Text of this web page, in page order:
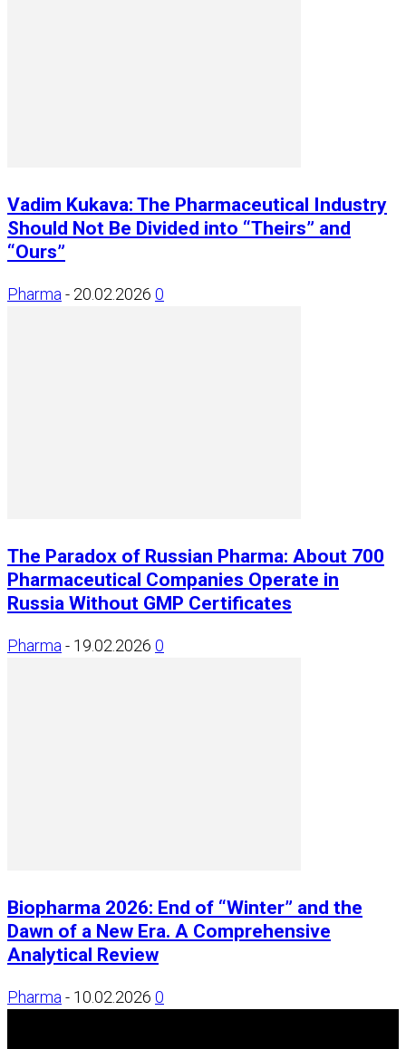
Vadim Kukava: The Pharmaceutical Industry
Should Not Be Divided into “Theirs” and
“Ours”
Pharma - 20.02.2026 0
The Paradox of Russian Pharma: About 700
Pharmaceutical Companies Operate in
Russia Without GMP Certificates
Pharma - 19.02.2026 0
Biopharma 2026: End of “Winter” and the
Dawn of a New Era. A Comprehensive
Analytical Review
Pharma - 10.02.2026 0